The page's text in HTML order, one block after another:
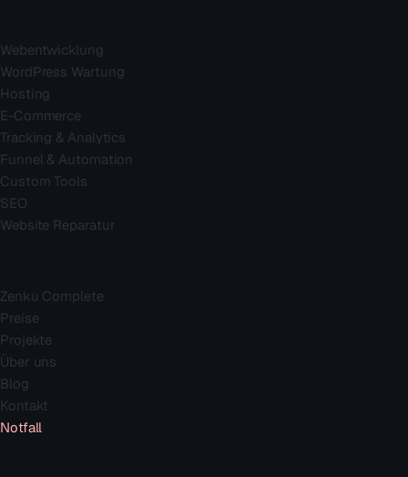
Webentwicklung
WordPress Wartung
Hosting
E-Commerce
Tracking & Analytics
Funnel & Automation
Custom Tools
SEO
Website Reparatur
Zenku Complete
Preise
Projekte
Über uns
Blog
Kontakt
Notfall